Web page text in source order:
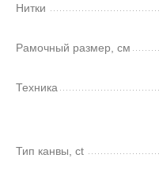
Нитки
Рамочный размер, см
Техника
Тип канвы, ct